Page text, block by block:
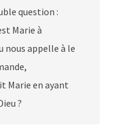
question :
Marie à
nous appelle à le
Marie en ayant
?